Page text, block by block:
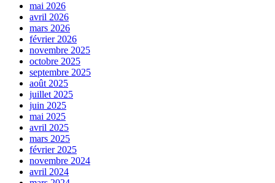
mai 2026
avril 2026
mars 2026
février 2026
novembre 2025
octobre 2025
septembre 2025
août 2025
juillet 2025
juin 2025
mai 2025
avril 2025
mars 2025
février 2025
novembre 2024
avril 2024